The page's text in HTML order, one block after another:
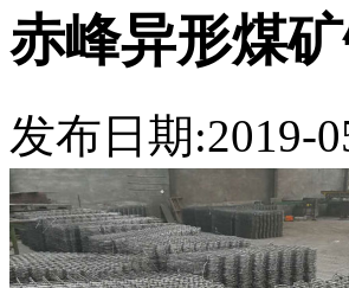
赤峰异形煤
发布日期:2019-